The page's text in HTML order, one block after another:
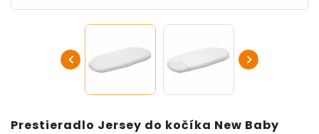
 
Prestieradlo Jersey do kočíka New Baby